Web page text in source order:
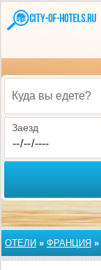
Куда вы едете?
Заезд
ОТЕЛИ » ФРАНЦИЯ »